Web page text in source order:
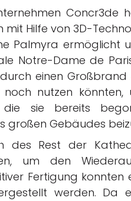
Concr3de
mit Hilfe von 3D-
Palmyra ermöglicht
Notre-Dame de
einen
nutzen
die sie bereits
großen Gebäudes
des Rest der
um den
Fertigung konnten
werden. Da